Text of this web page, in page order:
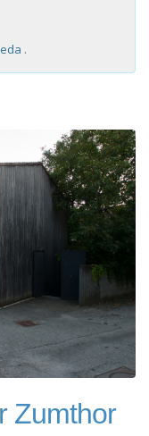
.
Zumthor